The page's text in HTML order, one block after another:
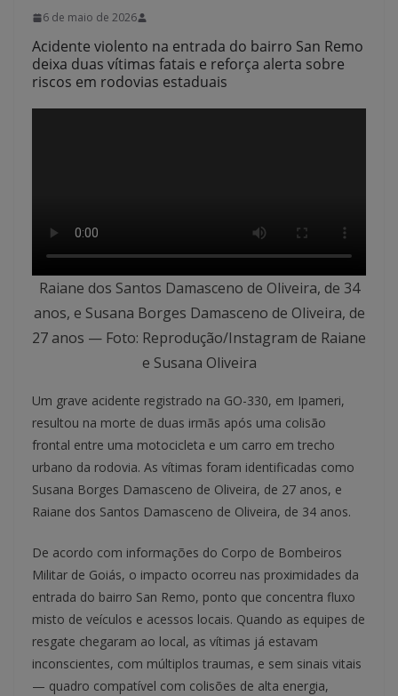
6 de maio de 2026
Acidente violento na entrada do bairro San Remo
deixa duas vítimas fatais e reforça alerta sobre
riscos em rodovias estaduais
Raiane dos Santos Damasceno de Oliveira, de 34
anos, e Susana Borges Damasceno de Oliveira, de
27 anos — Foto: Reprodução/Instagram de Raiane
e Susana Oliveira
Um grave acidente registrado na GO-330, em Ipameri,
resultou na morte de duas irmãs após uma colisão
frontal entre uma motocicleta e um carro em trecho
urbano da rodovia. As vítimas foram identificadas como
Susana Borges Damasceno de Oliveira, de 27 anos, e
Raiane dos Santos Damasceno de Oliveira, de 34 anos.
De acordo com informações do Corpo de Bombeiros
Militar de Goiás, o impacto ocorreu nas proximidades da
entrada do bairro San Remo, ponto que concentra fluxo
misto de veículos e acessos locais. Quando as equipes de
resgate chegaram ao local, as vítimas já estavam
inconscientes, com múltiplos traumas, e sem sinais vitais
— quadro compatível com colisões de alta energia,